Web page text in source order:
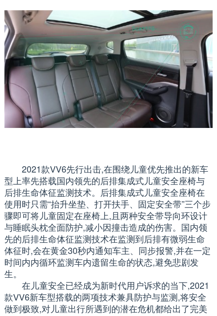
2021款VV6先行出击,在围绕儿童优先推出的新车
型上率先搭载国内领先的后排集成式儿童安全座椅与
后排生命体征监测技术。后排集成式儿童安全座椅在
使用时只需“抬升坐垫、打开扶手、固定安全带”三个步
骤即可将儿童固定在座椅上,且两种安全带导向环设计
与睡眠头枕全面防护,减小因撞击造成的伤害。国内领
先的后排生命体征监测技术在监测到后排有微弱生命
体征时,会在黄金30秒内通知车主、同步报警,并在一定
时间内内循环监测车内遗留生命的状态,避免悲剧发
生。
在儿童安全已经成为新时代用户诉求的当下,2021
款VV6新车型搭载的两项技术兼具防护与监测,将安全
做到极致,对儿童出行所遇到的潜在危机都给出了完美